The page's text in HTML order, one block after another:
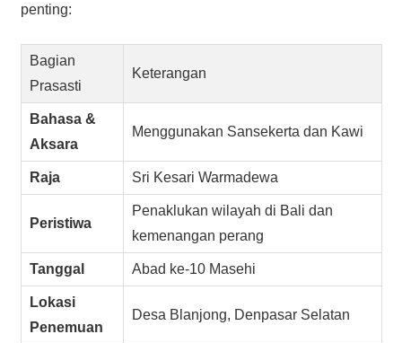
penting:
Bagian
Prasasti
Keterangan
Bahasa &
Aksara
Menggunakan Sansekerta dan Kawi
Raja Sri Kesari Warmadewa
Peristiwa
Penaklukan wilayah di Bali dan
kemenangan perang
Tanggal Abad ke-10 Masehi
Lokasi
Penemuan
Desa Blanjong, Denpasar Selatan